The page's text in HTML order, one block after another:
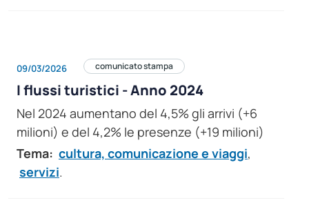
09/03/2026 comunicato stampa
I flussi turistici - Anno 2024
Nel 2024 aumentano del 4,5% gli arrivi (+6
milioni) e del 4,2% le presenze (+19 milioni)
Tema: cultura, comunicazione e viaggi,
servizi.